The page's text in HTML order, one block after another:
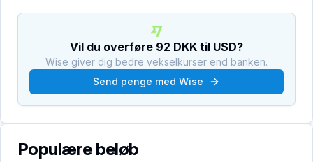
Vil du overføre 92 DKK til USD?
Wise giver dig bedre vekselkurser end banken.
Send penge med Wise
Populære beløb